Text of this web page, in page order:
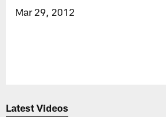
Mar 29, 2012
Latest Videos